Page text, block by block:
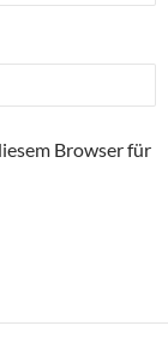
Browser für